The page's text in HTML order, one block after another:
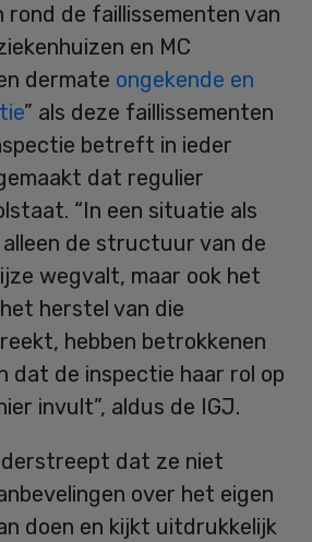
rond de faillissementen van
en MC
dermate ongekende en
” als deze faillissementen
betreft in ieder
dat regulier
“In een situatie als
de structuur van de
wegvalt, maar ook het
herstel van die
hebben betrokkenen
dat de inspectie haar rol op
invult”, aldus de IGJ.
dat ze niet
over het eigen
doen en kijkt uitdrukkelijk